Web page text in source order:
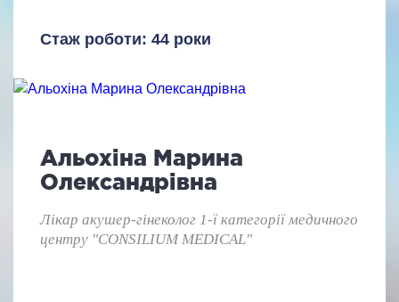
Стаж роботи: 44 роки
Альохіна Марина
Олександрівна
Лікар акушер-гінеколог 1-ї категорії медичного
центру "CONSILIUM MEDICAL"